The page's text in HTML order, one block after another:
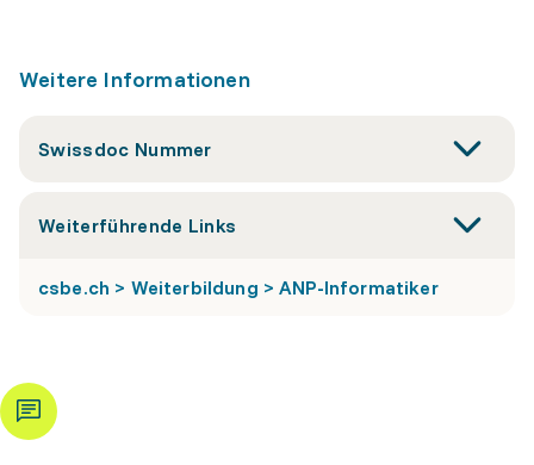
Weitere Informationen
Swissdoc Nummer
Weiterführende Links
csbe.ch > Weiterbildung > ANP-Informatiker